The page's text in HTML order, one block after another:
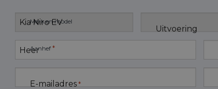
Merk en model
Uitvoering
Aanhef *
E-mailadres *